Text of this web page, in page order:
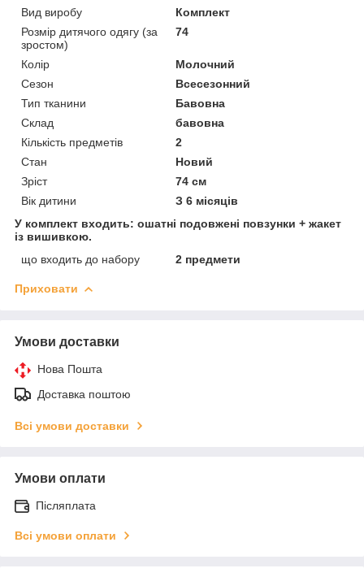
Вид виробу
Комплект
Розмір дитячого одягу (за
зростом)
74
Колір
Молочний
Сезон
Всесезонний
Тип тканини
Бавовна
Склад
бавовна
Кількість предметів
2
Стан
Новий
Зріст
74 см
Вік дитини
З 6 місяців
У комплект входить: ошатні подовжені повзунки + жакет
із вишивкою.
що входить до набору
2 предмети
Приховати
Умови доставки
Нова Пошта
Доставка поштою
Всі умови доставки
Умови оплати
Післяплата
Всі умови оплати